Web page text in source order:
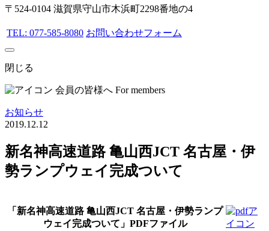
〒524-0104 滋賀県守山市木浜町2298番地の4
TEL: 077-585-8080 お問い合わせフォーム
閉じる
会員の皆様へ For members
お知らせ
2019.12.12
新名神高速道路 亀山西JCT 名古屋・伊
勢ランプウェイ完成ついて
「新名神高速道路 亀山西JCT 名古屋・伊勢ランプ
ウェイ完成ついて」PDFファイル